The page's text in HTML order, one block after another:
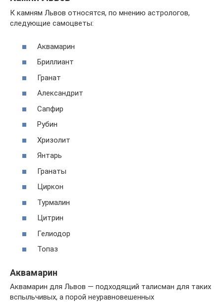
К камням Львов относятся, по мнению астрологов,
следующие самоцветы:
Аквамарин
Бриллиант
Гранат
Александрит
Сапфир
Рубин
Хризолит
Янтарь
Гранаты
Циркон
Турмалин
Цитрин
Гелиодор
Топаз
Аквамарин
Аквамарин для Львов — подходящий талисман для таких
вспыльчивых, а порой неуравновешенных